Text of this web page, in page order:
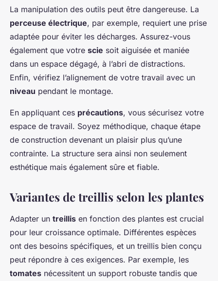
La manipulation des outils peut être dangereuse. La
perceuse électrique, par exemple, requiert une prise
adaptée pour éviter les décharges. Assurez-vous
également que votre scie soit aiguisée et maniée
dans un espace dégagé, à l’abri de distractions.
Enfin, vérifiez l’alignement de votre travail avec un
niveau pendant le montage.
En appliquant ces précautions, vous sécurisez votre
espace de travail. Soyez méthodique, chaque étape
de construction devenant un plaisir plus qu’une
contrainte. La structure sera ainsi non seulement
esthétique mais également sûre et fiable.
Variantes de treillis selon les plantes
Adapter un treillis en fonction des plantes est crucial
pour leur croissance optimale. Différentes espèces
ont des besoins spécifiques, et un treillis bien conçu
peut répondre à ces exigences. Par exemple, les
tomates nécessitent un support robuste tandis que